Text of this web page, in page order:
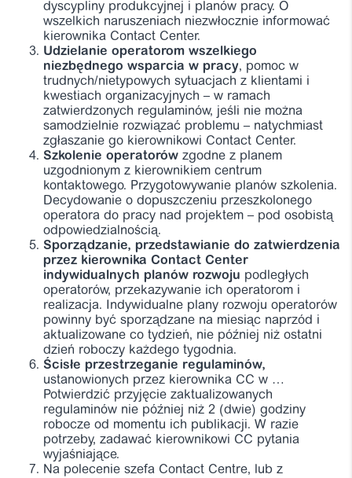
dyscypliny produkcyjnej i planów pracy. O
wszelkich naruszeniach niezwłocznie informować
kierownika Contact Center.
Udzielanie operatorom wszelkiego
niezbędnego wsparcia w pracy, pomoc w
trudnych/nietypowych sytuacjach z klientami i
kwestiach organizacyjnych – w ramach
zatwierdzonych regulaminów, jeśli nie można
samodzielnie rozwiązać problemu – natychmiast
zgłaszanie go kierownikowi Contact Center.
Szkolenie operatorów zgodne z planem
uzgodnionym z kierownikiem centrum
kontaktowego. Przygotowywanie planów szkolenia.
Decydowanie o dopuszczeniu przeszkolonego
operatora do pracy nad projektem – pod osobistą
odpowiedzialnością.
Sporządzanie, przedstawianie do zatwierdzenia
przez kierownika Contact Center
indywidualnych planów rozwoju podległych
operatorów, przekazywanie ich operatorom i
realizacja. Indywidualne plany rozwoju operatorów
powinny być sporządzane na miesiąc naprzód i
aktualizowane co tydzień, nie później niż ostatni
dzień roboczy każdego tygodnia.
Ścisłe przestrzeganie regulaminów,
ustanowionych przez kierownika CC w …
Potwierdzić przyjęcie zaktualizowanych
regulaminów nie później niż 2 (dwie) godziny
robocze od momentu ich publikacji. W razie
potrzeby, zadawać kierownikowi CC pytania
wyjaśniające.
Na polecenie szefa Contact Centre, lub z